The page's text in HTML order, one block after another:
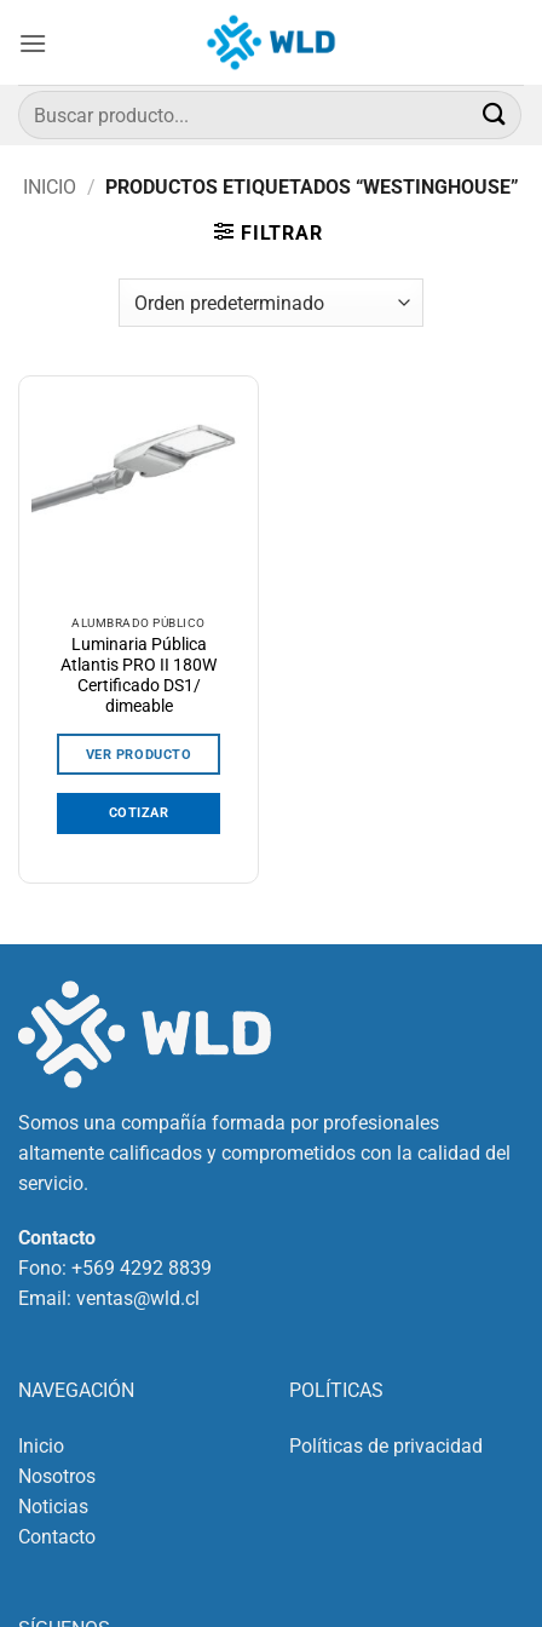
Buscar
por:
INICIO / PRODUCTOS ETIQUETADOS “WESTINGHOUSE”
FILTRAR
ALUMBRADO PÚBLICO
Luminaria Pública
Atlantis PRO II 180W
Certificado DS1/
dimeable
VER PRODUCTO
COTIZAR
Somos una compañía formada por profesionales
altamente calificados y comprometidos con la calidad del
servicio.
Contacto
Fono: +569 4292 8839
Email: ventas@wld.cl
NAVEGACIÓN
Inicio
Nosotros
Noticias
Contacto
POLÍTICAS
Políticas de privacidad